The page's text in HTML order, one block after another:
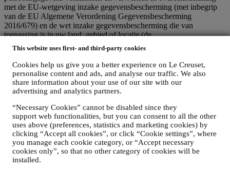
This website uses first- and third-party cookies
Cookies help us give you a better experience on Le Creuset,
personalise content and ads, and analyse our traffic. We also
share information about your use of our site with our
advertising and analytics partners.
“Necessary Cookies” cannot be disabled since they
support web functionalities, but you can consent to all the other
uses above (preferences, statistics and marketing cookies) by
clicking “Accept all cookies”, or click “Cookie settings”, where
you manage each cookie category, or “Accept necessary
cookies only”, so that no other category of cookies will be
installed.
met de EU-wetgeving inzake gegevensbescherming (met inbegrip
van de EU Algemene Verordening Gegevensbescherming
2016/679) en de wet inzake gegevensbescherming die van
toepassing is in uw land, gebied of locatie (de
"Gegevensbeschermingswetten").
1. WANNEER EN WELK SOORT GEGEVENS VERZAMELEN WIJ
VAN U?
“Persoonsgegevens” betekent alle informatie met betrekking tot u en
die ons in staat stelt om u te identificeren, hetzij rechtstreeks of in
combinatie met andere informatie.
verzamelen niet bewust gegevens met betrekking tot kinderen.
Wij kunnen persoonsgegevens van u verzamelen wanneer u onze
website gebruikt (de "Website"), een Le Creuset-account aanmaakt,
een Le Creuset-product koopt op de Website of in onze Le Creuset
Winkels (Signature Boutiques en Outlet Winkels) of wanneer u zich
aanmeldt voor onze marketingcommunicatie. De persoonsgegevens
kunnen betrekking hebben op: